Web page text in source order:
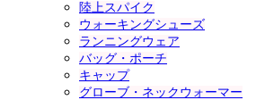
陸上スパイク
ウォーキングシューズ
ランニングウェア
バッグ・ポーチ
キャップ
グローブ・ネックウォーマー